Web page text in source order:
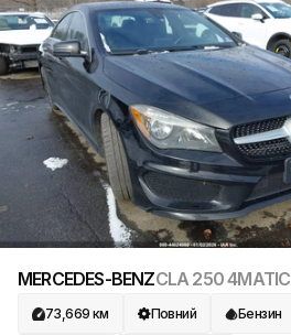
MERCEDES-BENZCLA 250 4MATIC
73,669 км Повний Бензин